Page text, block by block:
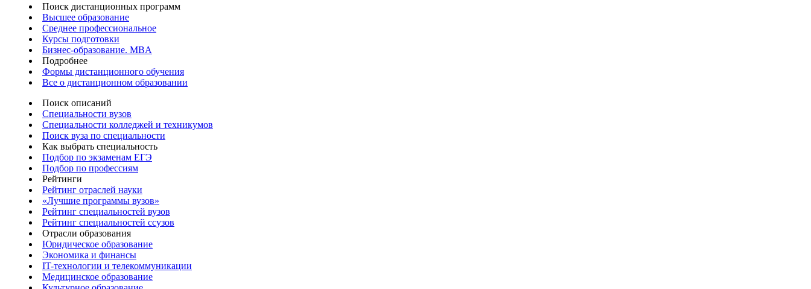
Поиск дистанционных программ
Высшее образование
Среднее профессиональное
Курсы подготовки
Бизнес-образование. MBA
Подробнее
Формы дистанционного обучения
Все о дистанционном образовании
Поиск описаний
Специальности вузов
Специальности колледжей и техникумов
Поиск вуза по специальности
Как выбрать специальность
Подбор по экзаменам ЕГЭ
Подбор по профессиям
Рейтинги
Рейтинг отраслей науки
«Лучшие программы вузов»
Рейтинг специальностей вузов
Рейтинг специальностей ссузов
Отрасли образования
Юридическое образование
Экономика и финансы
IT-технологии и телекоммуникации
Медицинское образование